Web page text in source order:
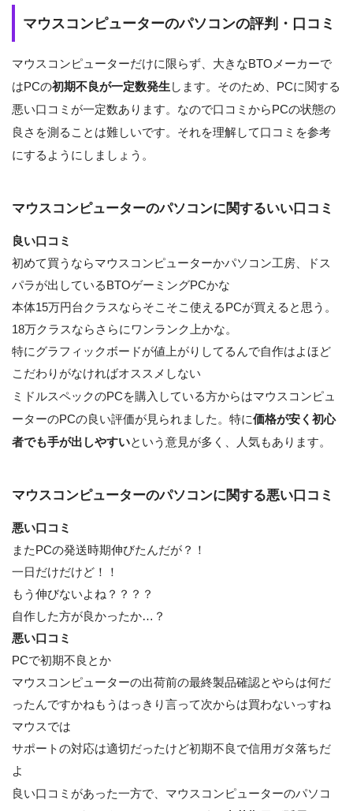
マウスコンピューターのパソコンの評判・口コミ
マウスコンピューターだけに限らず、大きなBTOメーカーで
はPCの初期不良が一定数発生 します。そのため、PCに関する
悪い口コミが一定数あります。なので口コミからPCの状態の
良さを測ることは難しいです。それを理解して口コミを参考
にするようにしましょう。
マウスコンピューターのパソコンに関するいい口コミ
良い口コミ
初めて買うならマウスコンピューターかパソコン工房、ドス
パラが出しているBTOゲーミングPCかな
本体15万円台クラスならそこそこ使えるPCが買えると思う。
18万クラスならさらにワンランク上かな。
特にグラフィックボードが値上がりしてるんで自作はよほど
こだわりがなければオススメしない
ミドルスペックのPCを購入している方からはマウスコンピュ
ーターのPCの良い評価が見られました。特に価格が安く初心
者でも手が出しやすいという意見が多く、人気もあります。
マウスコンピューターのパソコンに関する悪い口コミ
悪い口コミ
またPCの発送時期伸びたんだが？！
一日だけだけど！！
もう伸びないよね？？？？
自作した方が良かったか…？
悪い口コミ
PCで初期不良とか
マウスコンピューターの出荷前の最終製品確認とやらは何だ
ったんですかねもうはっきり言って次からは買わないっすね
マウスでは
サポートの対応は適切だったけど初期不良で信用ガタ落ちだ
よ
良い口コミがあった一方で、マウスコンピューターのパソコ